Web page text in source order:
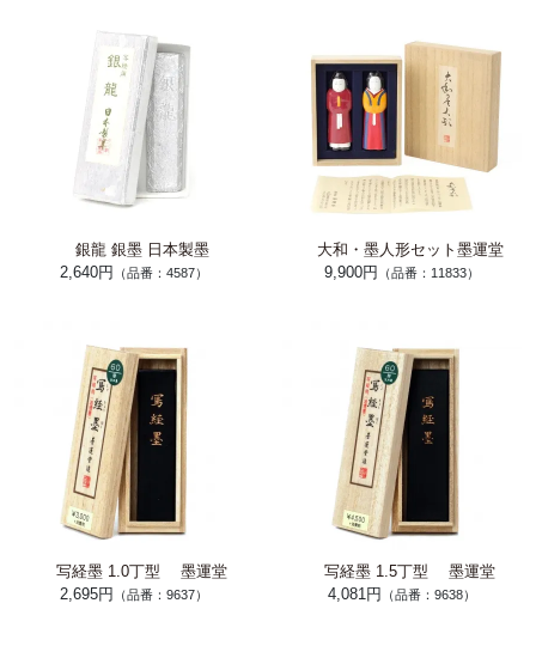
銀龍 銀墨 日本製墨
2,640円
（品番：4587）
大和・墨人形セット墨運堂
9,900円
（品番：11833）
写経墨 1.0丁型 墨運堂
2,695円
（品番：9637）
写経墨 1.5丁型 墨運堂
4,081円
（品番：9638）